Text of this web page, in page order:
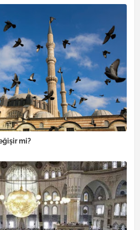
mi?